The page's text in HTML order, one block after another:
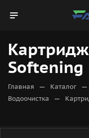
Softening
Главная — Каталог —
Водоочистка —